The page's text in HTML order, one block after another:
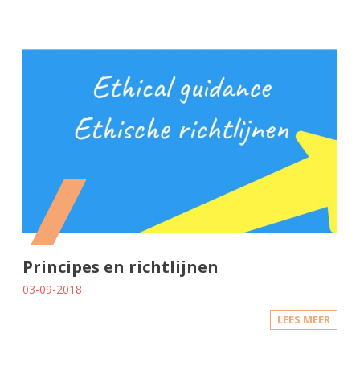
Principes en richtlijnen
03-09-2018
LEES MEER